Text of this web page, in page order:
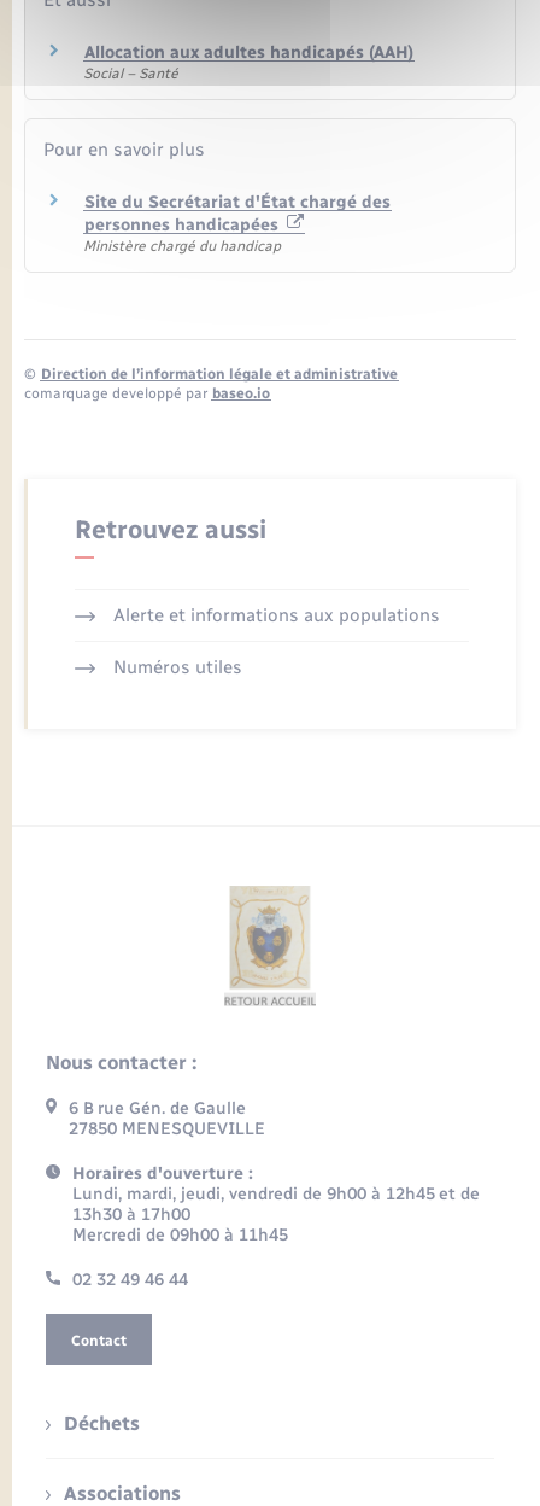
Allocation aux adultes handicapés (AAH)
Social – Santé
Pour en savoir plus
Site du Secrétariat d'État chargé des
personnes handicapées
Ministère chargé du handicap
© Direction de l’information légale et administrative
comarquage developpé par baseo.io
Retrouvez aussi
Alerte et informations aux populations
Numéros utiles
Nous contacter :
6 B rue Gén. de Gaulle
27850 MENESQUEVILLE
Horaires d'ouverture :
Lundi, mardi, jeudi, vendredi de 9h00 à 12h45 et de
13h30 à 17h00
Mercredi de 09h00 à 11h45
02 32 49 46 44
Contact
Déchets
Associations